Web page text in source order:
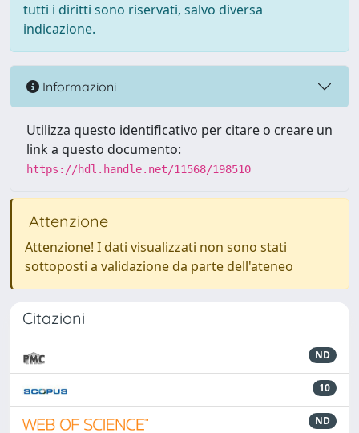
tutti i diritti sono riservati, salvo diversa
indicazione.
Informazioni
Utilizza questo identificativo per citare o creare un
link a questo documento:
https://hdl.handle.net/11568/198510
Attenzione
Attenzione! I dati visualizzati non sono stati
sottoposti a validazione da parte dell'ateneo
Citazioni
ND
10
ND